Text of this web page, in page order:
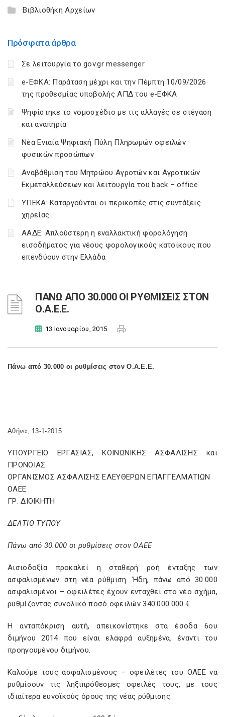
Βιβλιοθήκη Αρχείων
Πρόσφατα άρθρα
Σε λειτουργία το gov.gr messenger
e-ΕΦΚΑ: Παράταση μέχρι και την Πέμπτη 10/09/2026
της προθεσμίας υποβολής ΑΠΔ του e-ΕΦΚΑ
Ψηφίστηκε το νομοσχέδιο με τις αλλαγές σε στέγαση
και αναπηρία
Νέα Ενιαία Ψηφιακή Πύλη Πληρωμών οφειλών
φυσικών προσώπων
Αναβάθμιση του Μητρώου Αγροτών και Αγροτικών
Εκμεταλλεύσεων και λειτουργία του back – office
ΥΠΕΚΑ: Καταργούνται οι περικοπές στις συντάξεις
χηρείας
ΑΑΔΕ: Απλούστερη η εναλλακτική φορολόγηση
εισοδήματος για νέους φορολογικούς κατοίκους που
επενδύουν στην Ελλάδα
ΠΑΝΩ ΑΠΟ 30.000 ΟΙ ΡΥΘΜΙΣΕΙΣ ΣΤΟΝ
Ο.Α.Ε.Ε.
13 Ιανουαρίου, 2015
Πάνω από 30.000 οι ρυθμίσεις στον Ο.Α.Ε.Ε.
Αθήνα, 13-1-2015
ΥΠΟΥΡΓΕΙΟ ΕΡΓΑΣΙΑΣ, ΚΟΙΝΩΝΙΚΗΣ ΑΣΦΑΛΙΣΗΣ και
ΠΡΟΝΟΙΑΣ
ΟΡΓΑΝΙΣΜΟΣ ΑΣΦΑΛΙΣΗΣ ΕΛΕΥΘΕΡΩΝ ΕΠΑΓΓΕΛΜΑΤΙΩΝ
ΟΑΕΕ
ΓΡ. ΔΙΟΙΚΗΤΗ
ΔΕΛΤΙΟ ΤΥΠΟΥ
Πάνω από 30.000 οι ρυθμίσεις στον ΟΑΕΕ
Αισιοδοξία προκαλεί η σταθερή ροή ένταξης των
ασφαλισμένων στη νέα ρύθμιση. Ήδη, πάνω από 30.000
ασφαλισμένοι – οφειλέτες έχουν ενταχθεί στο νέο σχήμα,
ρυθμίζοντας συνολικό ποσό οφειλών 340.000.000 €.
Η ανταπόκριση αυτή, απεικονίστηκε στα έσοδα 6ου
διμήνου 2014 που είναι ελαφρά αυξημένα, έναντι του
προηγουμένου διμήνου.
Καλούμε τους ασφαλισμένους – οφειλέτες του ΟΑΕΕ να
ρυθμίσουν τις ληξιπρόθεσμες οφειλές τους, με τους
ιδιαίτερα ευνοϊκούς όρους της νέας ρύθμισης: